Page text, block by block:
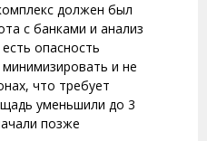
должен был
с банками и анализ
опасность
и не
что требует
уменьшили до 3
позже